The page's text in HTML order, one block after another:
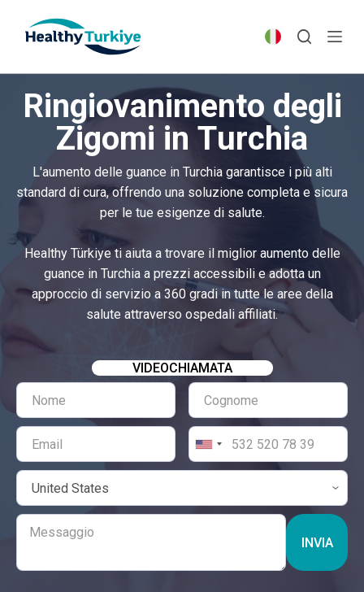
p
t
n
Ringiovanimento degli
Zigomi in Turchia
L'aumento delle guance in Turchia garantisce i più alti
standard di cura, offrendo una soluzione completa e sicura
per le tue esigenze di salute.
Healthy Türkiye ti aiuta a trovare il miglior aumento delle
guance in Turchia a prezzi accessibili e adotta un
approccio di servizio a 360 gradi in tutte le aree della
salute attraverso ospedali affiliati.
VIDEOCHIAMATA
INVIA